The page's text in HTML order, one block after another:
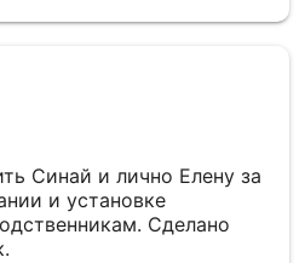
Синай и лично Елену за
и установке
Сделано